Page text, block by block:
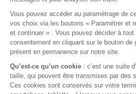
Nous contacter
Mentions légales
Conditions générales de vente